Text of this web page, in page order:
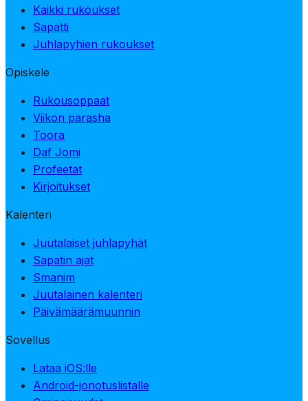
Kaikki rukoukset
Sapatti
Juhlapyhien rukoukset
Opiskele
Rukousoppaat
Viikon parasha
Toora
Daf Jomi
Profeetat
Kirjoitukset
Kalenteri
Juutalaiset juhlapyhät
Sapatin ajat
Smanim
Juutalainen kalenteri
Päivämäärämuunnin
Sovellus
Lataa iOS:lle
Android-jonotuslistalle